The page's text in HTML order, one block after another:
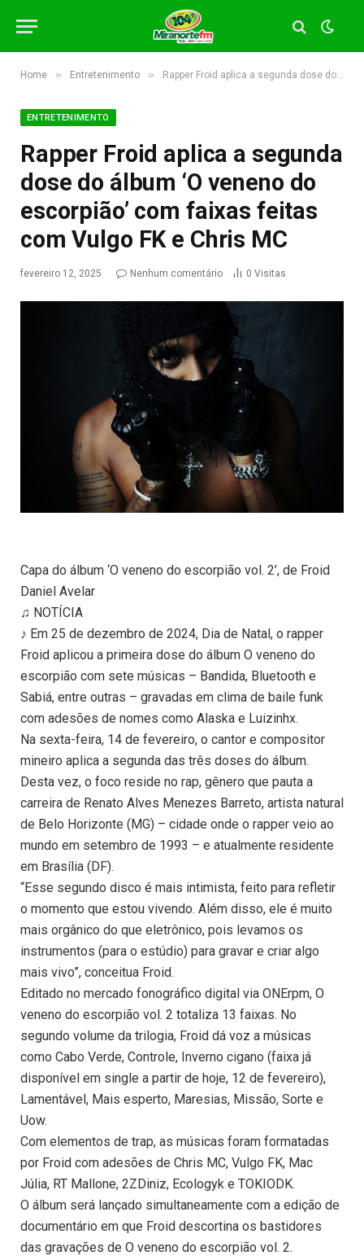
Home » Entretenimento » Rapper Froid aplica a segunda dose do álbum ‘O veneno do escorpião’ com faixas feitas com Vulgo FK e Chris MC
ENTRETENIMENTO
Rapper Froid aplica a segunda
dose do álbum ‘O veneno do
escorpião’ com faixas feitas
com Vulgo FK e Chris MC
fevereiro 12, 2025 Nenhum comentário 0 Visitas
Capa do álbum ‘O veneno do escorpião vol. 2’, de Froid
Daniel Avelar
♫ NOTÍCIA
♪ Em 25 de dezembro de 2024, Dia de Natal, o rapper
Froid aplicou a primeira dose do álbum O veneno do
escorpião com sete músicas – Bandida, Bluetooth e
Sabiá, entre outras – gravadas em clima de baile funk
com adesões de nomes como Alaska e Luizinhx.
Na sexta-feira, 14 de fevereiro, o cantor e compositor
mineiro aplica a segunda das três doses do álbum.
Desta vez, o foco reside no rap, gênero que pauta a
carreira de Renato Alves Menezes Barreto, artista natural
de Belo Horizonte (MG) – cidade onde o rapper veio ao
mundo em setembro de 1993 – e atualmente residente
em Brasília (DF).
“Esse segundo disco é mais intimista, feito para refletir
o momento que estou vivendo. Além disso, ele é muito
mais orgânico do que eletrônico, pois levamos os
instrumentos (para o estúdio) para gravar e criar algo
mais vivo”, conceitua Froid.
Editado no mercado fonográfico digital via ONErpm, O
veneno do escorpião vol. 2 totaliza 13 faixas. No
segundo volume da trilogia, Froid dá voz a músicas
como Cabo Verde, Controle, Inverno cigano (faixa já
disponível em single a partir de hoje, 12 de fevereiro),
Lamentável, Mais esperto, Maresias, Missão, Sorte e
Uow.
Com elementos de trap, as músicas foram formatadas
por Froid com adesões de Chris MC, Vulgo FK, Mac
Júlia, RT Mallone, 2ZDiniz, Ecologyk e TOKIODK.
O álbum será lançado simultaneamente com a edição de
documentário em que Froid descortina os bastidores
das gravações de O veneno do escorpião vol. 2.